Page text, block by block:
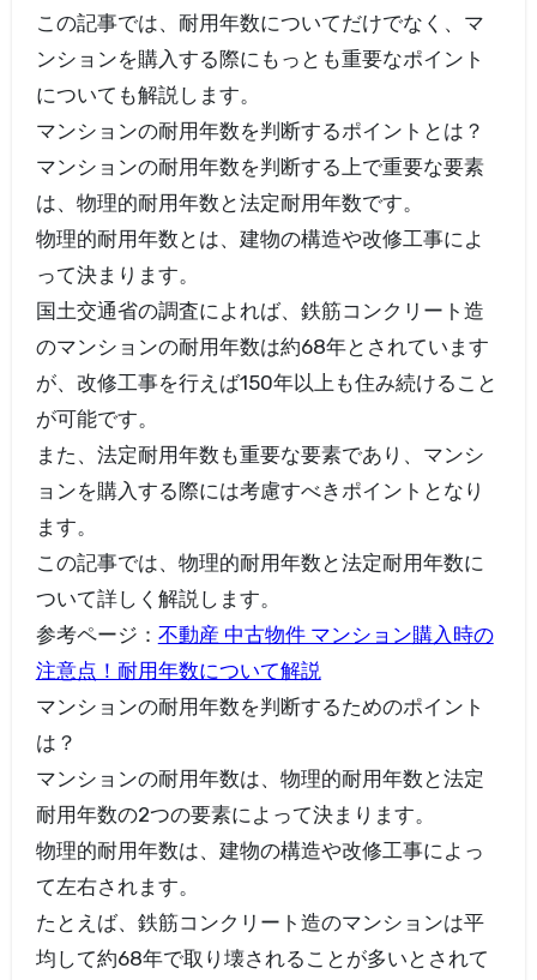
この記事では、耐用年数についてだけでなく、マ
ンションを購入する際にもっとも重要なポイント
についても解説します。
マンションの耐用年数を判断するポイントとは？
マンションの耐用年数を判断する上で重要な要素
は、物理的耐用年数と法定耐用年数です。
物理的耐用年数とは、建物の構造や改修工事によ
って決まります。
国土交通省の調査によれば、鉄筋コンクリート造
のマンションの耐用年数は約68年とされています
が、改修工事を行えば150年以上も住み続けること
が可能です。
また、法定耐用年数も重要な要素であり、マンシ
ョンを購入する際には考慮すべきポイントとなり
ます。
この記事では、物理的耐用年数と法定耐用年数に
ついて詳しく解説します。
参考ページ： 不動産 中古物件 マンション購入時の
注意点！耐用年数について解説
マンションの耐用年数を判断するためのポイント
は？
マンションの耐用年数は、物理的耐用年数と法定
耐用年数の2つの要素によって決まります。
物理的耐用年数は、建物の構造や改修工事によっ
て左右されます。
たとえば、鉄筋コンクリート造のマンションは平
均して約68年で取り壊されることが多いとされて